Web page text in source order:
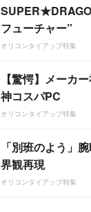
フューチャー”
オリコンタイアップ特集
【驚愕】メーカ
神コスパPC
オリコンタイアップ特集
「別班のよう」
界観再現
オリコンタイアップ特集